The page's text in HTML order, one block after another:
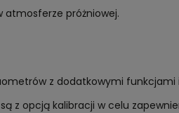
atmosferze próżniowej.
z dodatkowymi funkcjami
z opcją kalibracji w celu